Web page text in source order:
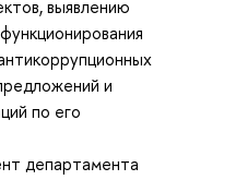
выявлению
и
по его
департамента